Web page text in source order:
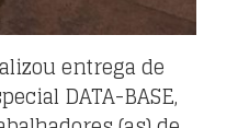
entrega de
DATA-BASE,